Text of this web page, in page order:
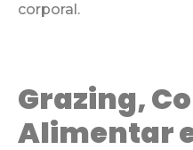
corporal.
Grazing,
Alimentar